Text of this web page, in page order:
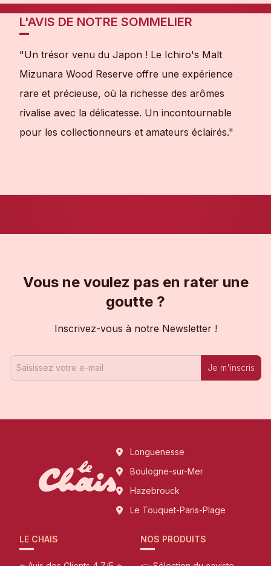
L'AVIS DE NOTRE SOMMELIER
"Un trésor venu du Japon ! Le Ichiro's Malt
Mizunara Wood Reserve offre une expérience
rare et précieuse, où la richesse des arômes
rivalise avec la délicatesse. Un incontournable
pour les collectionneurs et amateurs éclairés."
Vous ne voulez pas en rater une
goutte ?
Inscrivez-vous à notre Newsletter !
Je m'inscris
Longuenesse
Boulogne-sur-Mer
Hazebrouck
Le Touquet-Paris-Plage
LE CHAIS NOS PRODUITS